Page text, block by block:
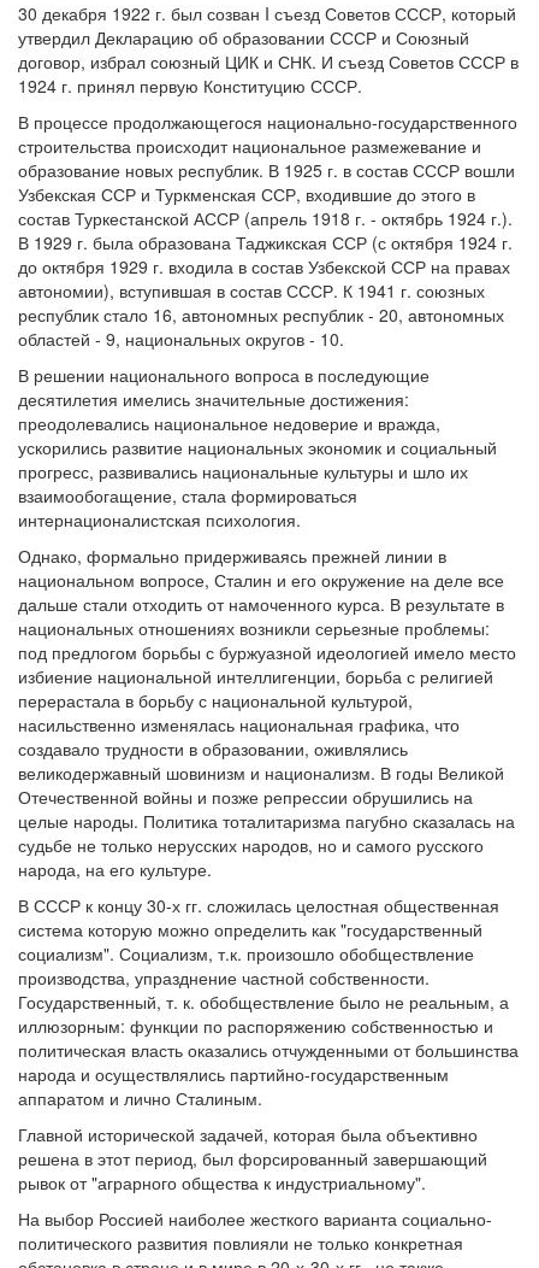
30 декабря 1922 г. был созван I съезд Советов СССР, который
утвердил Декларацию об образовании СССР и Союзный
договор, избрал союзный ЦИК и СНК. И съезд Советов СССР в
1924 г. принял первую Конституцию СССР.
В процессе продолжающегося национально-государственного
строительства происходит национальное размежевание и
образование новых республик. В 1925 г. в состав СССР вошли
Узбекская ССР и Туркменская ССР, входившие до этого в
состав Туркестанской АССР (апрель 1918 г. - октябрь 1924 г.).
В 1929 г. была образована Таджикская ССР (с октября 1924 г.
до октября 1929 г. входила в состав Узбекской ССР на правах
автономии), вступившая в состав СССР. К 1941 г. союзных
республик стало 16, автономных республик - 20, автономных
областей - 9, национальных округов - 10.
В решении национального вопроса в последующие
десятилетия имелись значительные достижения:
преодолевались национальное недоверие и вражда,
ускорились развитие национальных экономик и социальный
прогресс, развивались национальные культуры и шло их
взаимообогащение, стала формироваться
интернационалистская психология.
Однако, формально придерживаясь прежней линии в
национальном вопросе, Сталин и его окружение на деле все
дальше стали отходить от намоченного курса. В результате в
национальных отношениях возникли серьезные проблемы:
под предлогом борьбы с буржуазной идеологией имело место
избиение национальной интеллигенции, борьба с религией
перерастала в борьбу с национальной культурой,
насильственно изменялась национальная графика, что
создавало трудности в образовании, оживлялись
великодержавный шовинизм и национализм. В годы Великой
Отечественной войны и позже репрессии обрушились на
целые народы. Политика тоталитаризма пагубно сказалась на
судьбе не только нерусских народов, но и самого русского
народа, на его культуре.
В СССР к концу 30-х гг. сложилась целостная общественная
система которую можно определить как "государственный
социализм". Социализм, т.к. произошло обобществление
производства, упразднение частной собственности.
Государственный, т. к. обобществление было не реальным, а
иллюзорным: функции по распоряжению собственностью и
политическая власть оказались отчужденными от большинства
народа и осуществлялись партийно-государственным
аппаратом и лично Сталиным.
Главной исторической задачей, которая была объективно
решена в этот период, был форсированный завершающий
рывок от "аграрного общества к индустриальному".
На выбор Россией наиболее жесткого варианта социально-
политического развития повлияли не только конкретная